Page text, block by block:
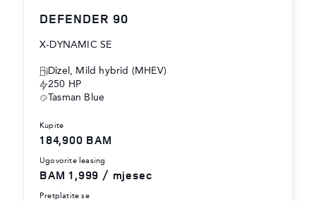
DEFENDER 90
X-DYNAMIC SE
Dizel, Mild hybrid (MHEV)
250 HP
Tasman Blue
kupite
184,900 BAM
ugovorite leasing
BAM 1,999 / mjesec
pretplatite se